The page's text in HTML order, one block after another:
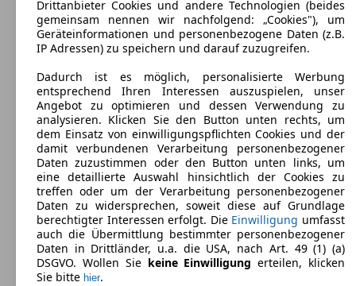
Maße (L/B/H):
ab 4979 x 1908 x 1417 mm
Leistung:
Türen:
5
Sitze:
4
Kofferraum:
525 - 525 Liter
Anhängelast:
2100 kg
Drittanbieter Cookies und andere Technologien (beides
gemeinsam nennen wir nachfolgend: „Cookies"), um
Geräteinformationen und personenbezogene Daten (z.B.
IP Adressen) zu speichern und darauf zuzugreifen.
Dadurch ist es möglich, personalisierte Werbung
entsprechend Ihren Interessen auszuspielen, unser
Angebot zu optimieren und dessen Verwendung zu
analysieren. Klicken Sie den Button unten rechts, um
dem Einsatz von einwilligungspflichten Cookies und der
damit verbundenen Verarbeitung personenbezogener
Daten zuzustimmen oder den Button unten links, um
eine detaillierte Auswahl hinsichtlich der Cookies zu
treffen oder um der Verarbeitung personenbezogener
Daten zu widersprechen, soweit diese auf Grundlage
berechtigter Interessen erfolgt. Die Einwilligung umfasst
auch die Übermittlung bestimmter personenbezogener
Daten in Drittländer, u.a. die USA, nach Art. 49 (1) (a)
DSGVO. Wollen Sie keine Einwilligung erteilen, klicken
Sie bitte hier.